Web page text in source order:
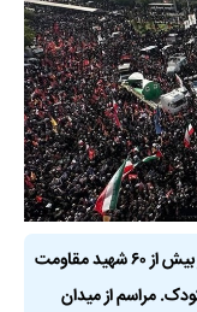
تهران امروز دوم محرم، میزبان تشییع باشکوه پیکر بیش از ۶۰ شهید مقاومت
مراسم از میدان